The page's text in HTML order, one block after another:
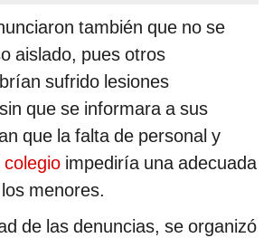
también que no se
aislado, pues otros
sufrido lesiones
que se informara a sus
que la falta de personal y
colegio impediría una adecuada
menores.
de las denuncias, se organizó